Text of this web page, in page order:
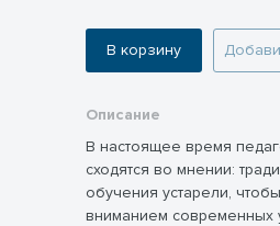
В корзину
Описание
В настоящее время
сходятся во мнении:
обучения устарели,
вниманием современных